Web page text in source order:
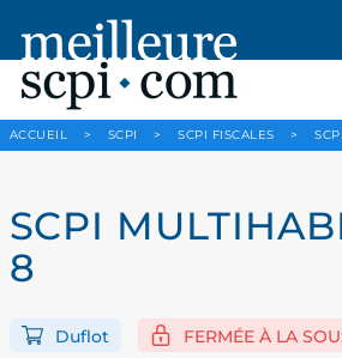
ACCUEIL > SCPI > SCPI FISCALES >
SCPI
8
Duflot FERMÉE À LA